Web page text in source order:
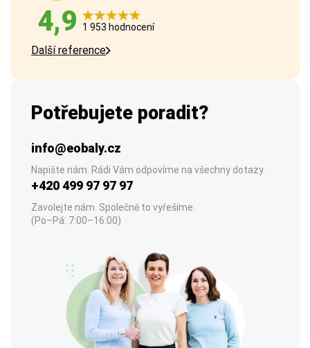
4,9 1 953 hodnocení
Další reference
Potřebujete poradit?
info@eobaly.cz
Napište nám. Rádi Vám odpovíme na všechny dotazy.
+420 499 97 97 97
Zavolejte nám. Společně to vyřešíme.
(Po–Pá: 7:00–16:00)